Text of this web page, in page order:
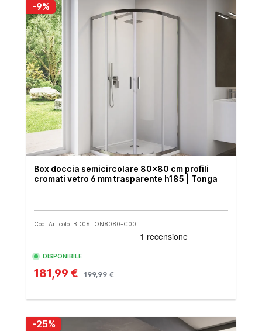
-9%
Box doccia semicircolare 80x80 cm profili
cromati vetro 6 mm trasparente h185 | Tonga
Cod. Articolo: BD06TON8080-C00
DISPONIBILE
181,99 € 199,99 €
-25%